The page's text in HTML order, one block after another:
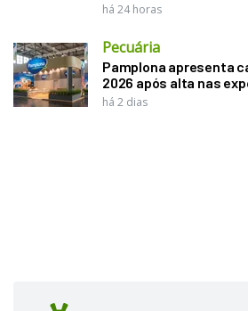
há 24 horas
Pecuária
Pamplona apresenta
2026 após alta nas
há 2 dias